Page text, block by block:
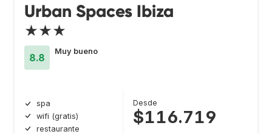
Urban Spaces Ibiza
★★★
8.8
Muy bueno
spa
wifi (gratis)
restaurante
Desde
$116.719